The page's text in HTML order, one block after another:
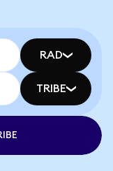
RAD
TRIBE